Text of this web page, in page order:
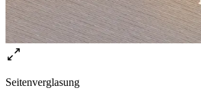
Seitenverglasung